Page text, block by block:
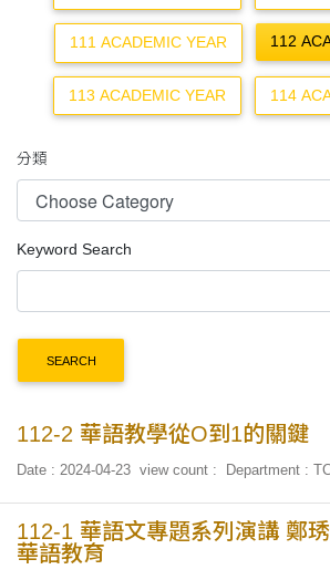
111 ACADEMIC YEAR 112
113 ACADEMIC YEAR 114
分類
Keyword Search
SEARCH
112-2 華語教學從O到1的關鍵
Date : 2024-04-23 view count : Department :
112-1 華語文專題系列演講 鄭
華語教育